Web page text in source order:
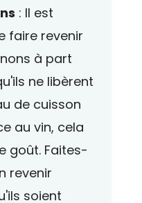
: Il est
faire revenir
à part
ne libèrent
de cuisson
au vin, cela
goût. Faites-
revenir
soient